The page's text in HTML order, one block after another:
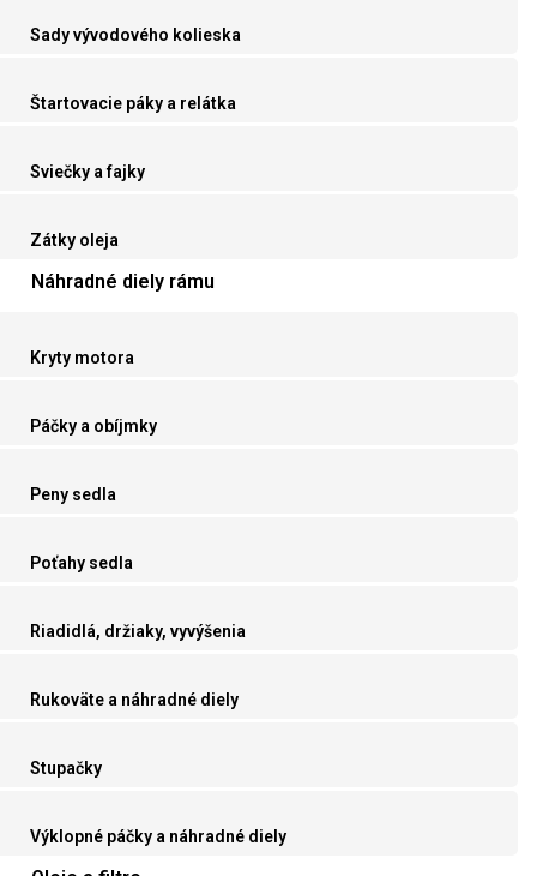
Sady vývodového kolieska
Štartovacie páky a relátka
Sviečky a fajky
Zátky oleja
Náhradné diely rámu
Kryty motora
Páčky a obíjmky
Peny sedla
Poťahy sedla
Riadidlá, držiaky, vyvýšenia
Rukoväte a náhradné diely
Stupačky
Výklopné páčky a náhradné diely